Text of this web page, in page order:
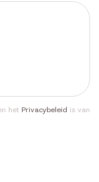
het Privacybeleid is van